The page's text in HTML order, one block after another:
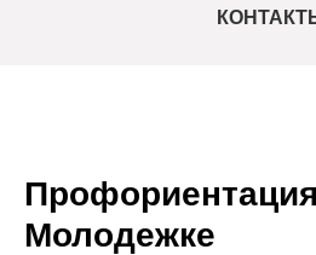
Молодежке